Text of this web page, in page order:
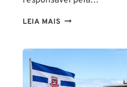
LEIA MAIS NA
SAI
DA